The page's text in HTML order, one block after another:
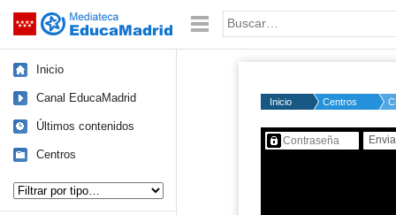
Saltar navegación Palabra o frase:
Inicio
Canal EducaMadrid
Últimos contenidos
Centros
Inicio Centros
Contenido protegido…